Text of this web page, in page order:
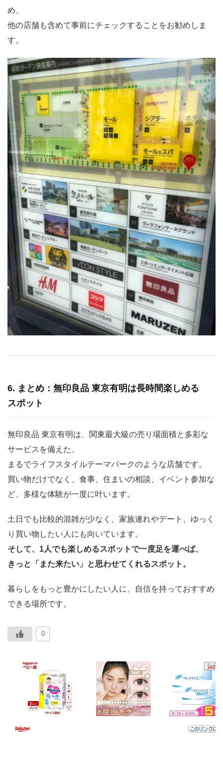
め、
他の店舗も含めて事前にチェックすることをお勧めしま
す。
6. まとめ：無印良品 東京有明は長時間楽しめる
スポット
無印良品 東京有明は、関東最大級の売り場面積と多彩な
サービスを備えた、
まるでライフスタイルテーマパークのような店舗です。
買い物だけでなく、食事、住まいの相談、イベント参加な
ど、多様な体験が一度に叶います。
土日でも比較的混雑が少なく、家族連れやデート、ゆっく
り買い物したい人にも向いています。
そして、1人でも楽しめるスポットで一度足を運べば、
きっと「また来たい」と思わせてくれるスポット。
暮らしをもっと豊かにしたい人に、自信を持っておすすめ
できる場所です。
0